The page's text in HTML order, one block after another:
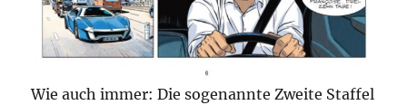
Wie auch immer: Die sogenannte Zweite Staffel